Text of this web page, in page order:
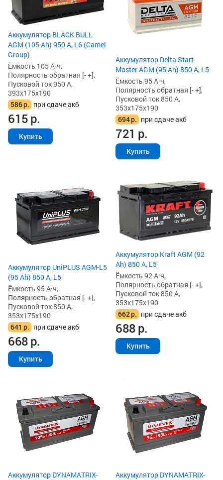
Аккумулятор BLACK BULL
AGM (105 Ah) 950 А, L6 (Camel
Group)
Ёмкость 105 А·ч,
Полярность обратная [- +],
Пусковой ток 950 А,
393x175x190
586р. при сдаче акб
615р.
Купить
Аккумулятор Delta Start
Master AGM (95 Ah) 850 А, L5
Ёмкость 95 А·ч,
Полярность обратная [- +],
Пусковой ток 850 А,
353x175x190
694р. при сдаче акб
721 р.
Купить
Аккумулятор UniPLUS AGM-L5
(95 Ah) 850 А, L5
Ёмкость 95 А·ч,
Полярность обратная [- +],
Пусковой ток 850 А,
353x175x190
641 р. при сдаче акб
668р.
Купить
Аккумулятор Kraft AGM (92
Ah) 850 А, L5
Ёмкость 92 А·ч,
Полярность обратная [- +],
Пусковой ток 850 А,
353x175x190
662р. при сдаче акб
688р.
Купить
Аккумулятор DYNAMATRIX-
Аккумулятор DYNAMATRIX-